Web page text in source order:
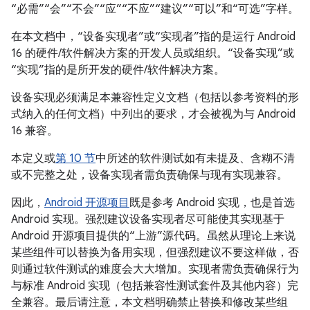
“必需”“会”“不会”“应”“不应”“建议”“可以”和“可选”字样。
在本文档中，“设备实现者”或“实现者”指的是运行 Android
16 的硬件/软件解决方案的开发人员或组织。“设备实现”或
“实现”指的是所开发的硬件/软件解决方案。
设备实现必须满足本兼容性定义文档（包括以参考资料的形
式纳入的任何文档）中列出的要求，才会被视为与 Android
16 兼容。
本定义或第 10 节中所述的软件测试如有未提及、含糊不清
或不完整之处，设备实现者需负责确保与现有实现兼容。
因此， Android 开源项目 既是参考 Android 实现，也是首选
Android 实现。强烈建议设备实现者尽可能使其实现基于
Android 开源项目提供的“上游”源代码。虽然从理论上来说
某些组件可以替换为备用实现，但强烈建议不要这样做，否
则通过软件测试的难度会大大增加。实现者需负责确保行为
与标准 Android 实现（包括兼容性测试套件及其他内容）完
全兼容。最后请注意，本文档明确禁止替换和修改某些组